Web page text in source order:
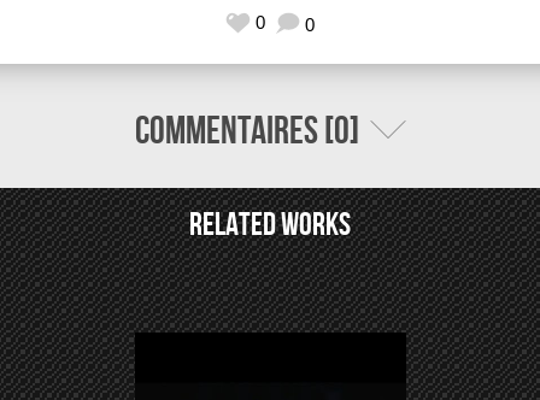
0 0
Commentaires [0]
Related Works